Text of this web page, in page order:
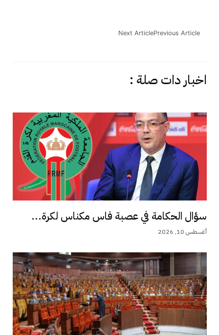
Previous Article
Next Article
اخبار دات صلة :
سؤال الحكامة في عصبة فاس مكناس لكرة...
أغسطس 10, 2026